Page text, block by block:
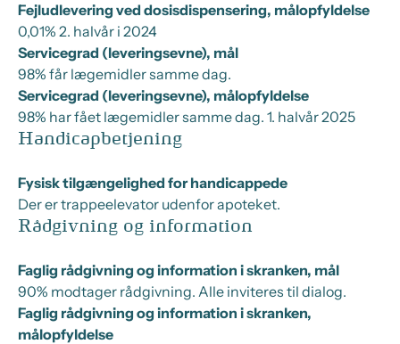
Fejludlevering ved dosisdispensering, målopfyldelse
0,01% 2. halvår i 2024
Servicegrad (leveringsevne), mål
98% får lægemidler samme dag.
Servicegrad (leveringsevne), målopfyldelse
98% har fået lægemidler samme dag. 1. halvår 2025
Handicapbetjening
Fysisk tilgængelighed for handicappede
Der er trappeelevator udenfor apoteket.
Rådgivning og information
Faglig rådgivning og information i skranken, mål
90% modtager rådgivning. Alle inviteres til dialog.
Faglig rådgivning og information i skranken,
målopfyldelse